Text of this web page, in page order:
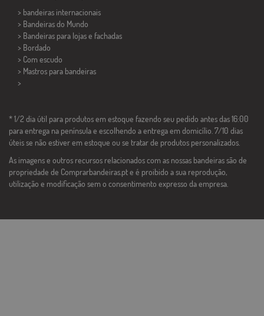
> bandeiras internacionais
> Bandeiras do Mundo
> Bandeiras para lojas e fachadas
> Bordado
> Com escudo
> Mastros para bandeiras
>
* 1/2 dia útil para produtos em estoque fazendo seu pedido antes das 16:00
para entrega na península e escolhendo a entrega em domicílio. 7/10 dias
úteis se não estiver em estoque ou se tratar de produtos personalizados.
As imagens e outros recursos relacionados com as nossas bandeiras são de
propriedade de Comprarbandeiras.pt e é proibido a sua reprodução,
utilização e modificação sem o consentimento expresso da empresa.